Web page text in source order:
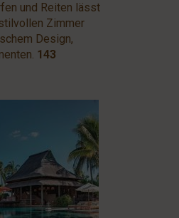
und Reiten lässt
Zimmer
Design,
143